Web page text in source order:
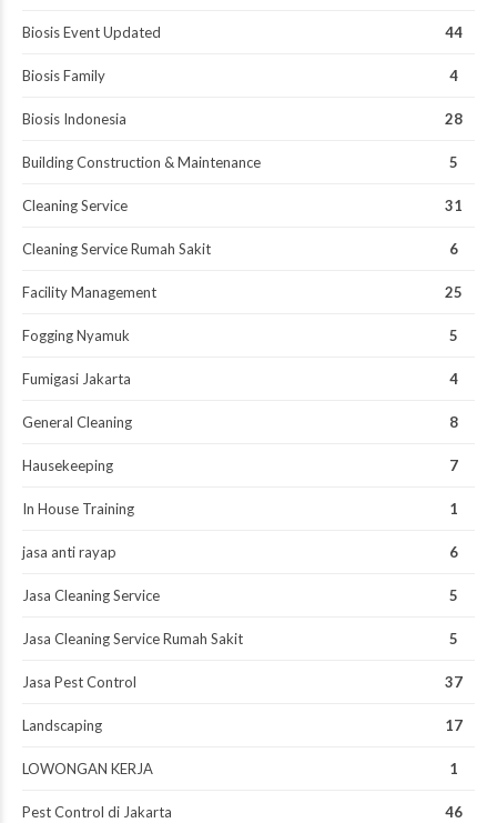
Biosis Event Updated 44
Biosis Family 4
Biosis Indonesia 28
Building Construction & Maintenance 5
Cleaning Service 31
Cleaning Service Rumah Sakit 6
Facility Management 25
Fogging Nyamuk 5
Fumigasi Jakarta 4
General Cleaning 8
Hausekeeping 7
In House Training 1
jasa anti rayap 6
Jasa Cleaning Service 5
Jasa Cleaning Service Rumah Sakit 5
Jasa Pest Control 37
Landscaping 17
LOWONGAN KERJA 1
Pest Control di Jakarta 46